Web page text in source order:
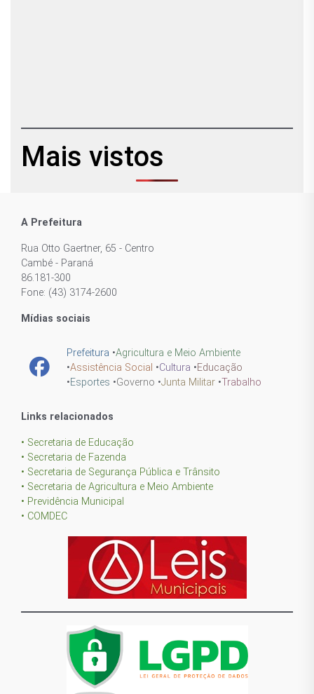
Mais vistos
A Prefeitura
Rua Otto Gaertner, 65 - Centro
Cambé - Paraná
86.181-300
Fone: (43) 3174-2600
Mídias sociais
Prefeitura •Agricultura e Meio Ambiente
•Assistência Social •Cultura •Educação
•Esportes •Governo •Junta Militar •Trabalho
Links relacionados
• Secretaria de Educação
• Secretaria de Fazenda
• Secretaria de Segurança Pública e Trânsito
• Secretaria de Agricultura e Meio Ambiente
• Previdência Municipal
• COMDEC